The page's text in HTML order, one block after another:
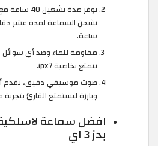
توفر مدة
تشحن السماعة لمدة عشر
ساعة.
مقاومة للماء وضد أي
تتمتع بخاصية ipx7.
صوت موسيقي دقيق، يقدم
وبارزة ليستمتع القارئ
افضل سماعة
بدز 3 اي